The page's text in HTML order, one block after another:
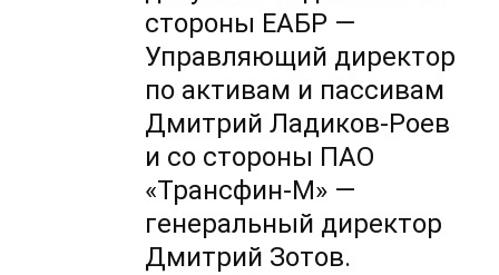
стороны ЕАБР —
Управляющий директор
по активам и пассивам
Дмитрий Ладиков-Роев
и со стороны ПАО
«Трансфин-М» —
генеральный директор
Дмитрий Зотов.